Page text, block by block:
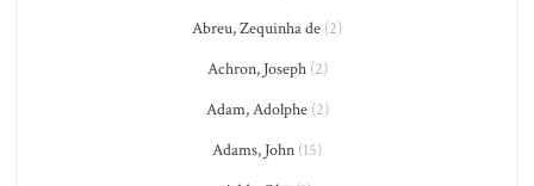
Abreu, Zequinha de (2)
Achron, Joseph(2)
Adam, Adolphe(2)
Adams, John (15)